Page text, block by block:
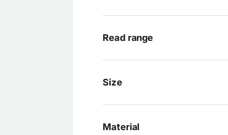
Read range
Size
Material